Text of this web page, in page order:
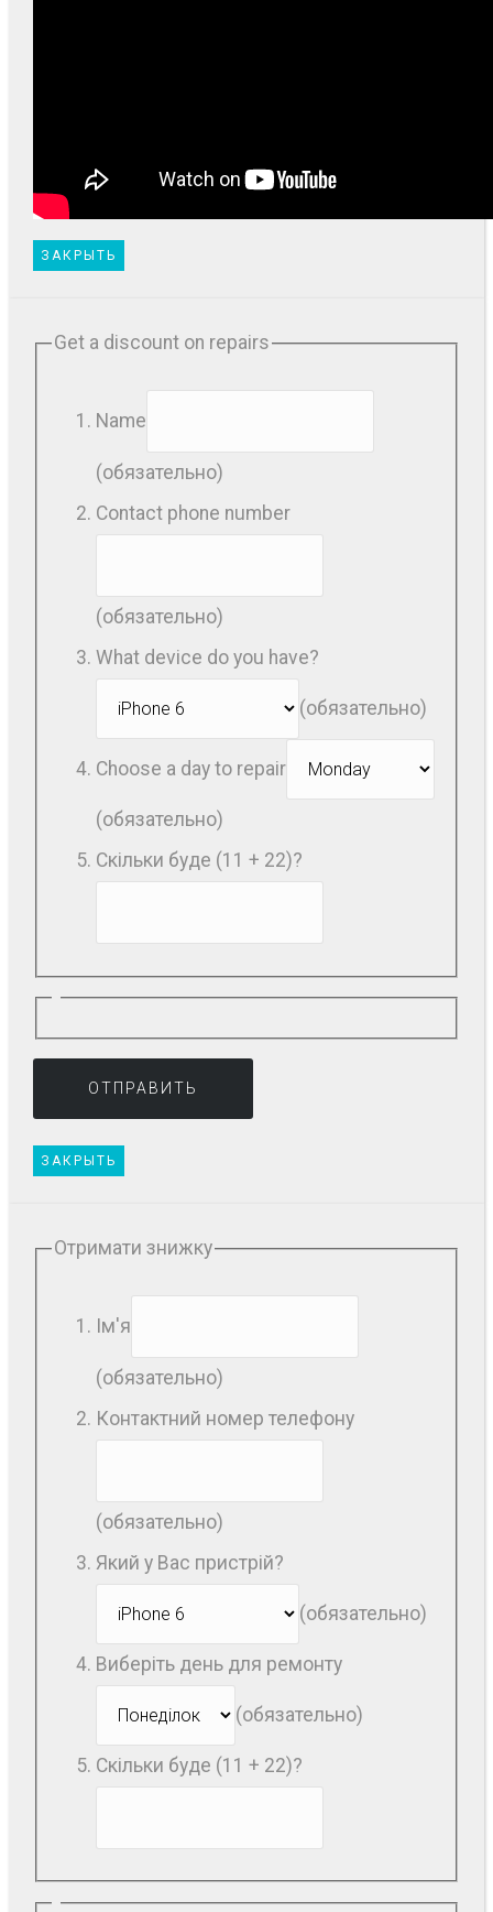
ЗАКРЫТЬ
Get a discount on repairs
Name
(обязательно)
Contact phone number
(обязательно)
What device do you have?
(обязательно)
Choose a day to repair
(обязательно)
Скільки буде (11 + 22)?
ЗАКРЫТЬ
Отримати знижку
Ім'я
(обязательно)
Контактний номер телефону
(обязательно)
Який у Вас пристрій?
(обязательно)
Виберіть день для ремонту
(обязательно)
Скільки буде (11 + 22)?